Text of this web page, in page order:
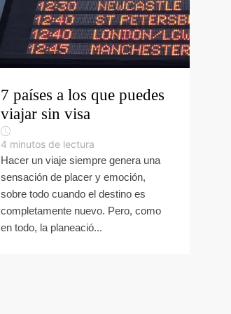
7 países a los que puedes
viajar sin visa
4 minutos de lectura
Hacer un viaje siempre genera una
sensación de placer y emoción,
sobre todo cuando el destino es
completamente nuevo. Pero, como
en todo, la planeació...